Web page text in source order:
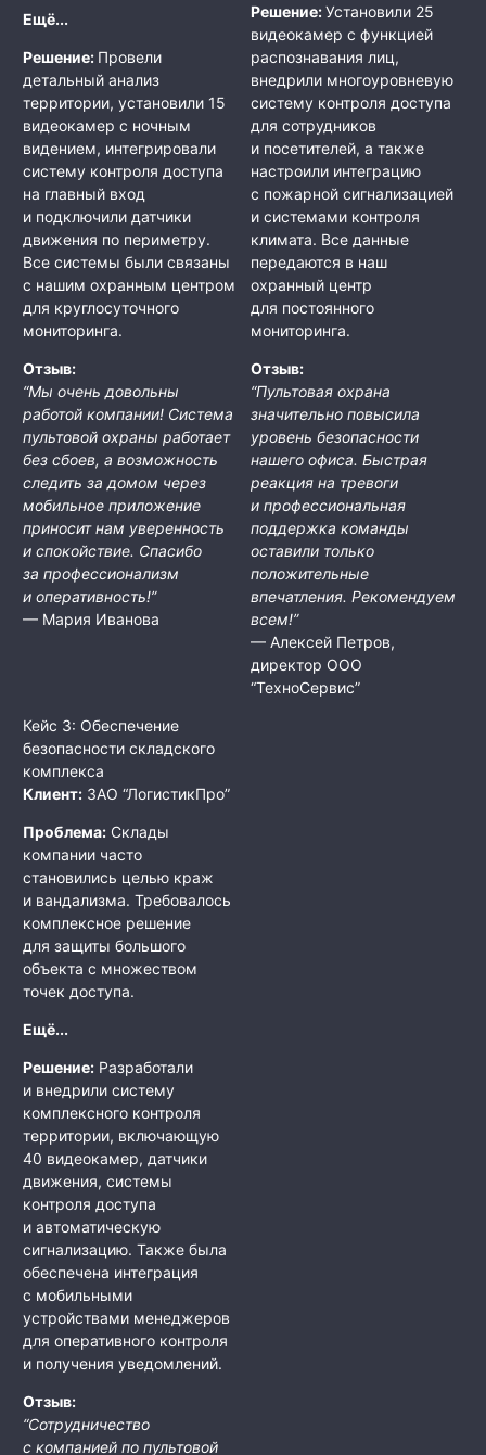
Ещё...
Решение: Провели
детальный анализ
территории, установили 15
видеокамер с ночным
видением, интегрировали
систему контроля доступа
на главный вход
и подключили датчики
движения по периметру.
Все системы были связаны
с нашим охранным центром
для круглосуточного
мониторинга.
Отзыв:
“Мы очень довольны
работой компании! Система
пультовой охраны работает
без сбоев, а возможность
следить за домом через
мобильное приложение
приносит нам уверенность
и спокойствие. Спасибо
за профессионализм
и оперативность!”
— Мария Иванова
Решение:Установили 25
видеокамер с функцией
распознавания лиц,
внедрили многоуровневую
систему контроля доступа
для сотрудников
и посетителей, а также
настроили интеграцию
с пожарной сигнализацией
и системами контроля
климата. Все данные
передаются в наш
охранный центр
для постоянного
мониторинга.
Отзыв:
“Пультовая охрана
значительно повысила
уровень безопасности
нашего офиса. Быстрая
реакция на тревоги
и профессиональная
поддержка команды
оставили только
положительные
впечатления. Рекомендуем
всем!”
— Алексей Петров,
директор ООО
“ТехноСервис”
Кейс 3: Обеспечение
безопасности складского
комплекса
Клиент: ЗАО “ЛогистикПро”
Проблема: Склады
компании часто
становились целью краж
и вандализма. Требовалось
комплексное решение
для защиты большого
объекта с множеством
точек доступа.
Ещё...
Решение: Разработали
и внедрили систему
комплексного контроля
территории, включающую
40 видеокамер, датчики
движения, системы
контроля доступа
и автоматическую
сигнализацию. Также была
обеспечена интеграция
с мобильными
устройствами менеджеров
для оперативного контроля
и получения уведомлений.
Отзыв:
“Сотрудничество
с компанией по пультовой